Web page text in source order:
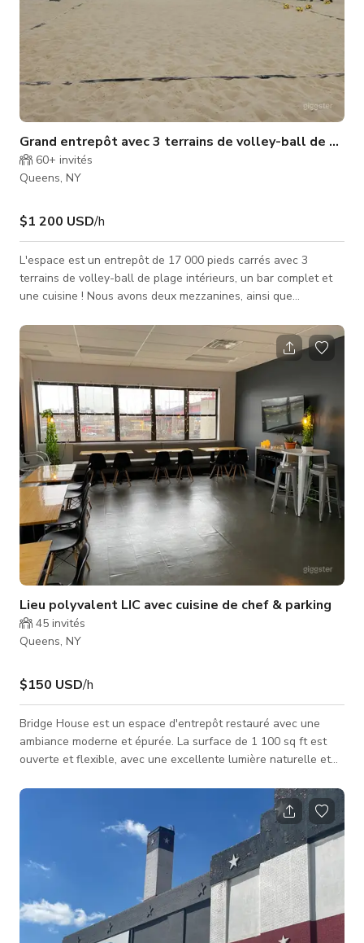
Grand entrepôt avec 3 terrains de volley-ball de sable
60+ invités
Queens, NY
$1 200 USD/h
L'espace est un entrepôt de 17 000 pieds carrés avec 3
terrains de volley-ball de plage intérieurs, un bar complet et
une cuisine ! Nous avons deux mezzanines, ainsi que
jeux de bar et équipements de fitness. Nous avons beaucoup
d'espace pour jouer, boire et se détendre. Nous avons
plusieurs téléviseurs, un système sonore, et de nombreuses
options pour les boissons, la nourriture et le divertissement !
Lieu polyvalent LIC avec cuisine de chef & parking
45 invités
Queens, NY
$150 USD/h
Bridge House est un espace d'entrepôt restauré avec une
ambiance moderne et épurée. La surface de 1 100 sq ft est
ouverte et flexible, avec une excellente lumière naturelle et
rassemblements privés, projets créatifs et petites productions,
cuisine de chef entièrement équipée, un salon ouvert et
beaucoup d'espace pour organiser des dîners, réceptions,
réunions, ateliers ou séanc